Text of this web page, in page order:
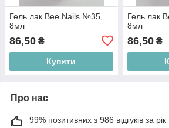
Гель лак Bee Nails №35,
8мл
86,50 ₴
Купити
Гель лак
8мл
86,50₴
Про нас
99% позитивних з 986 відгуків за рік